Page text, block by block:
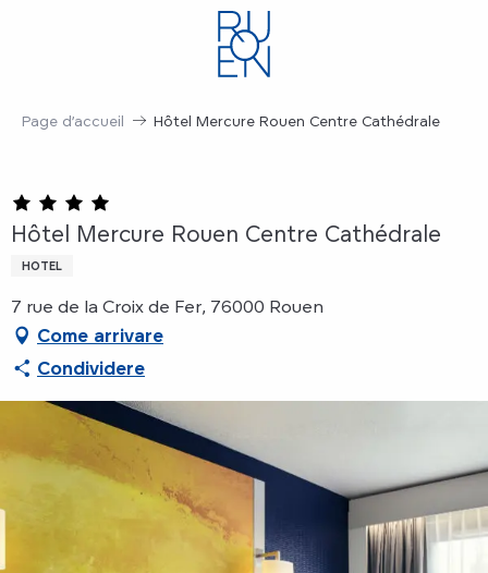
Page d’accueil Hôtel Mercure Rouen Centre Cathédrale
Hôtel Mercure Rouen Centre Cathédrale
HOTEL
7 rue de la Croix de Fer, 76000 Rouen
Come arrivare
Condividere